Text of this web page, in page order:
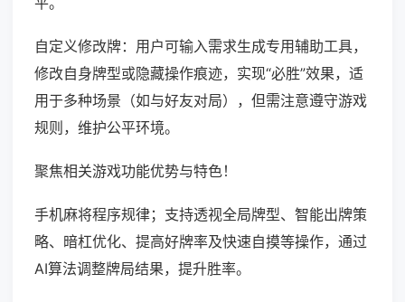
自定义修改牌：用户可输入需求生成专用辅助工具，
修改自身牌型或隐藏操作痕迹，实现“必胜”效果，适
用于多种场景（如与好友对局），但需注意遵守游戏
规则，维护公平环境。
聚焦相关游戏功能优势与特色！
手机麻将程序规律；支持透视全局牌型、智能出牌策
略、暗杠优化、提高好牌率及快速自摸等操作，通过
AI算法调整牌局结果，提升胜率。